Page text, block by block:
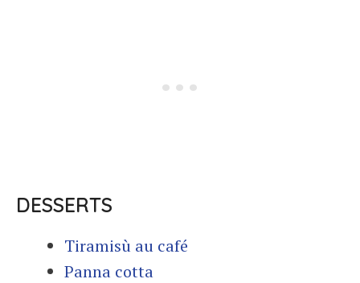
DESSERTS
Tiramisù au café
Panna cotta